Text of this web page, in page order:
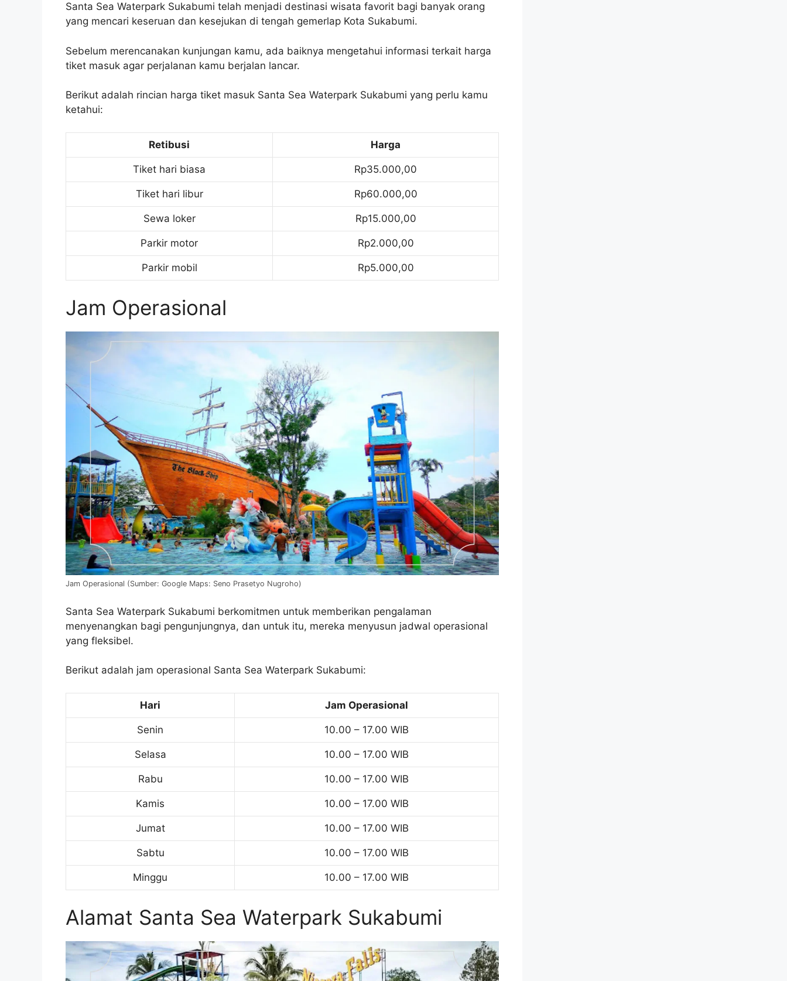
Santa Sea Waterpark Sukabumi telah menjadi destinasi wisata favorit bagi banyak orang
yang mencari keseruan dan kesejukan di tengah gemerlap Kota Sukabumi.
Sebelum merencanakan kunjungan kamu, ada baiknya mengetahui informasi terkait harga
tiket masuk agar perjalanan kamu berjalan lancar.
Berikut adalah rincian harga tiket masuk Santa Sea Waterpark Sukabumi yang perlu kamu
ketahui:
Retibusi Harga
Tiket hari biasa Rp35.000,00
Tiket hari libur Rp60.000,00
Sewa loker Rp15.000,00
Parkir motor Rp2.000,00
Parkir mobil Rp5.000,00
Jam Operasional
Jam Operasional (Sumber: Google Maps: Seno Prasetyo Nugroho)
Santa Sea Waterpark Sukabumi berkomitmen untuk memberikan pengalaman
menyenangkan bagi pengunjungnya, dan untuk itu, mereka menyusun jadwal operasional
yang fleksibel.
Berikut adalah jam operasional Santa Sea Waterpark Sukabumi:
Hari Jam Operasional
Senin 10.00 – 17.00 WIB
Selasa 10.00 – 17.00 WIB
Rabu 10.00 – 17.00 WIB
Kamis 10.00 – 17.00 WIB
Jumat 10.00 – 17.00 WIB
Sabtu 10.00 – 17.00 WIB
Minggu 10.00 – 17.00 WIB
Alamat Santa Sea Waterpark Sukabumi